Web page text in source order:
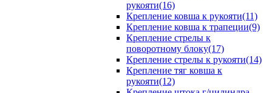
рукояти(16)
Крепление ковша к рукояти(11)
Крепление ковша к трапеции(9)
Крепление стрелы к
поворотному блоку(17)
Крепление стрелы к рукояти(14)
Крепление тяг ковша к
рукояти(12)